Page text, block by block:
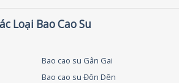
thể.
Loại Bao Cao Su
Bao cao su Gân Gai
Bao cao su Đôn Dên